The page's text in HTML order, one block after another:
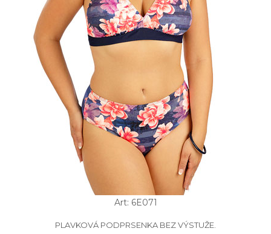
Art: 6E071
PLAVKOVÁ PODPRSENKA BEZ VÝSTUŽE.